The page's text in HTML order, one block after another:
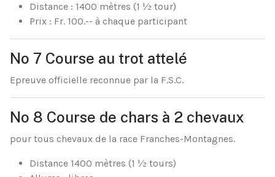
Distance : 1400 mètres (1 ½ tour)
Prix : Fr. 100.-- à chaque participant
No 7 Course au trot attelé
Epreuve officielle reconnue par la F.S.C.
No 8 Course de chars à 2 chevaux
pour tous chevaux de la race Franches-Montagnes.
Distance 1400 mètres (1 ½ tours)